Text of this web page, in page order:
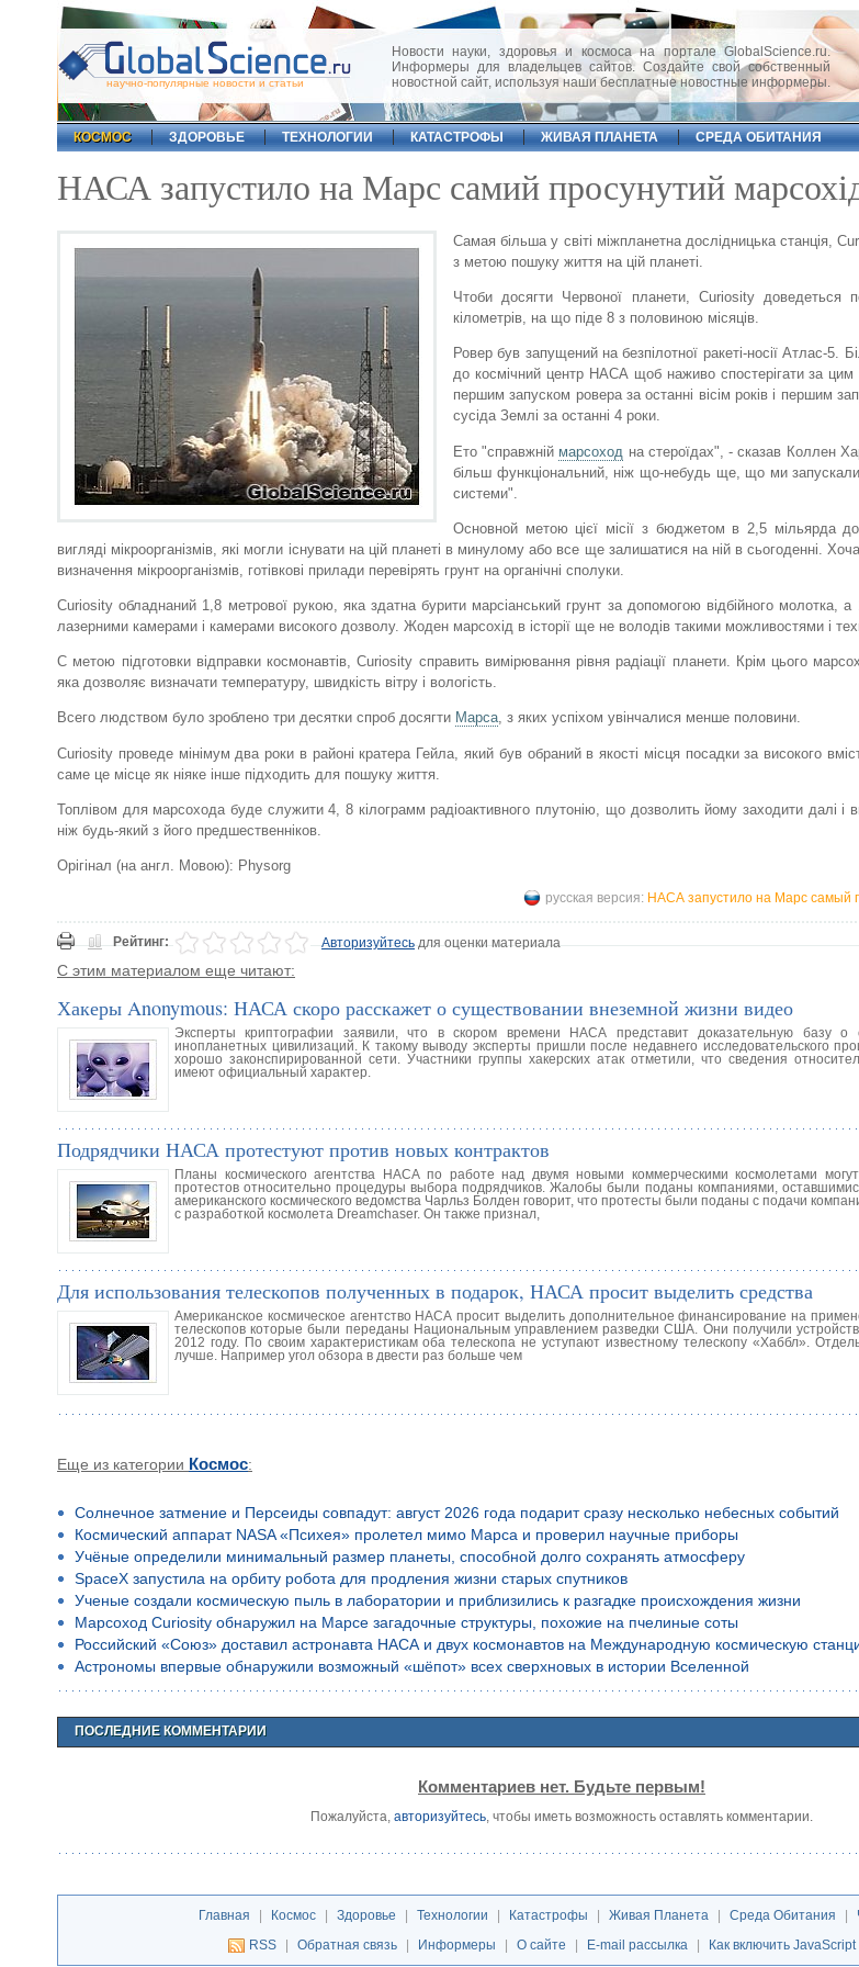
научно-популярные новости и статьи
Новости науки, здоровья и космоса на портале GlobalScience.ru.
Информеры для владельцев сайтов. Создайте свой собственный
новостной сайт, используя наши бесплатные новостные информеры.
КОСМОС
ЗДОРОВЬЕ ТЕХНОЛОГИИ КАТАСТРОФЫ ЖИВАЯ ПЛАНЕТА СРЕДА ОБИТАНИЯ
НАСА запустило на Марс самий просунутий марсохід
Самая більша у світі міжпланетна дослідницька станція,
з метою пошуку життя на цій планеті.
Чтоби досягти Червоної планети, Curiosity доведеться
кілометрів, на що піде 8 з половиною місяців.
Ровер був запущений на безпілотної ракеті-носії Атлас-5.
до космічний центр НАСА щоб наживо спостерігати за
першим запуском ровера за останні вісім років і першим
сусіда Землі за останні 4 роки.
Ето "справжній марсоход на стероїдах", - сказав Коллен
більш функціональний, ніж що-небудь ще, що ми
системи".
Основной метою цієї місії з бюджетом в 2,5 мільярда
вигляді мікроорганізмів, які могли існувати на цій планеті в минулому або все ще залишатися на ній в сьогоденні.
визначення мікроорганізмів, готівкові прилади перевірять грунт на органічні сполуки.
Curiosity обладнаний 1,8 метрової рукою, яка здатна бурити марсіанський грунт за допомогою відбійного молотка,
лазерними камерами і камерами високого дозволу. Жоден марсохід в історії ще не володів такими можливостями і
С метою підготовки відправки космонавтів, Curiosity справить вимірювання рівня радіації планети. Крім цього
яка дозволяє визначати температуру, швидкість вітру і вологість.
Всего людством було зроблено три десятки спроб досягти Марса, з яких успіхом увінчалися менше половини.
Curiosity проведе мінімум два роки в районі кратера Гейла, який був обраний в якості місця посадки за високого
саме це місце як ніяке інше підходить для пошуку життя.
Топлівом для марсохода буде служити4, 8 кілограмм радіоактивного плутонію, що дозволить йому заходити далі і
ніж будь-який з його предшественніков.
Орігінал (на англ. Мовою): Physorg
русская версия: НАСА запустило на Марс самый
Рейтинг: Авторизуйтесьдля оценки материала
С этим материалом еще читают:
Хакеры Anonymous: НАСА скоро расскажет о существовании внеземной жизни видео
Эксперты криптографии заявили, что в скором времени НАСА представит доказательную базу о
инопланетных цивилизаций. К такому выводу эксперты пришли после недавнего исследовательского
хорошо законспирированной сети. Участники группы хакерских атак отметили, что сведения
имеют официальный характер.
Подрядчики НАСА протестуют против новых контрактов
Планы космического агентства НАСА по работе над двумя новыми коммерческими космолетами могут
протестов относительно процедуры выбора подрядчиков. Жалобы были поданы компаниями,
американского космического ведомства Чарльз Болден говорит, что протесты были поданы с подачи
с разработкой космолета Dreamchaser. Он также признал,
Для использования телескопов полученных в подарок, НАСА просит выделить средства
Американское космическое агентство НАСА просит выделить дополнительное финансирование на
телескопов которые были переданы Национальным управлением разведки США. Они получили
2012 году. По своим характеристикам оба телескопа не уступают известному телескопу «Хаббл».
лучше. Например угол обзора в двести раз больше чем
Еще из категории Космос:
Солнечное затмение и Персеиды совпадут: август 2026 года подарит сразу несколько небесных событий
Космический аппарат NASA «Психея» пролетел мимо Марса и проверил научные приборы
Учёные определили минимальный размер планеты, способной долго сохранять атмосферу
SpaceX запустила на орбиту робота для продления жизни старых спутников
Ученые создали космическую пыль в лаборатории и приблизились к разгадке происхождения жизни
Марсоход Curiosity обнаружил на Марсе загадочные структуры, похожие на пчелиные соты
Российский «Союз» доставил астронавта НАСА и двух космонавтов на Международную космическую
Астрономы впервые обнаружили возможный «шёпот» всех сверхновых в истории Вселенной
ПОСЛЕДНИЕ КОММЕНТАРИИ
Комментариев нет. Будьте первым!
Пожалуйста, авторизуйтесь, чтобы иметь возможность оставлять комментарии.
Главная Космос Здоровье Технологии Катастрофы Живая Планета Среда Обитания
RSS
Обратная связь Информеры О сайте E-mail рассылка Как включить JavaScript